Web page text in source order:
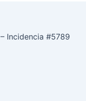
Incidencia #5789